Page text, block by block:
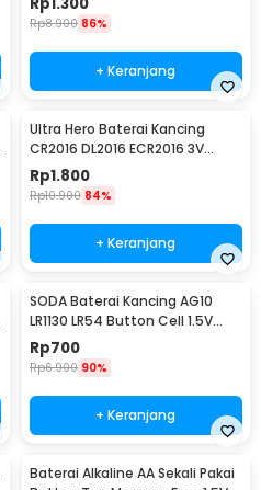
Rp8.900 86%
+ Keranjang
Ultra Hero Baterai Kancing
CR2016 DL2016 ECR2016 3V
Lithium 1 PCS
Rp1.800
Rp10.900 84%
+ Keranjang
SODA Baterai Kancing AG10
LR1130 LR54 Button Cell 1.5V
Alkaline 1 PCS
Rp700
Rp6.900 90%
+ Keranjang
Baterai Alkaline AA Sekali Pakai